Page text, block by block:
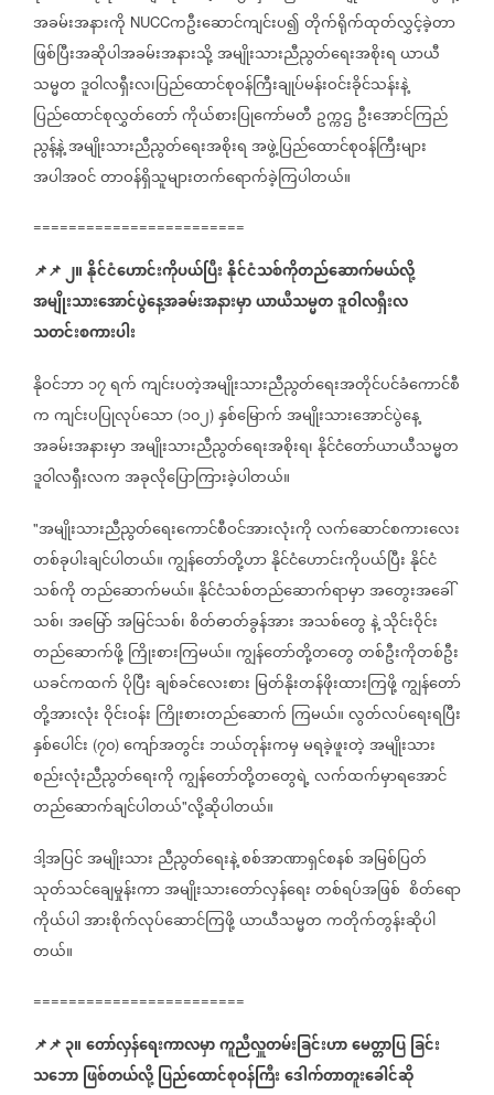
အခမ်းအနားကို NUCCကဦးဆောင်ကျင်းပ၍တိုက်ရိုက်ထုတ်လွှင့်ခဲ့တာ
ဖြစ်ပြီးအဆိုပါအခမ်းအနားသို့အမျိုးသားညီညွတ်ရေးအစိုးရယာယီ
သမ္မတဒူဝါလရှီးလ၊ပြည်ထောင်စုဝန်ကြီးချုပ်မန်းဝင်းခိုင်သန်းနဲ့
ပြည်ထောင်စုလွှတ်တော်ကိုယ်စားပြုကော်မတီ ဥက္ကဌ ဦးအောင်ကြည်
ညွန့်နဲ့အမျိုးသားညီညွတ်ရေးအစိုးရအဖွဲ့ပြည်ထောင်စုဝန်ကြီးများ
အပါအဝင်တာဝန်ရှိသူများတက်ရောက်ခဲ့ကြပါတယ်။
========================
📌📌၂။နိုင်ငံဟောင်းကိုပယ်ပြီးနိုင်ငံသစ်ကိုတည်ဆောက်မယ်လို့
အမျိုးသားအောင်ပွဲနေ့အခမ်းအနားမှာယာယီသမ္မတဒူဝါလရှီးလ
သတင်းစကားပါး
နိုဝင်ဘာ၁၇ရက်ကျင်းပတဲ့အမျိုးသားညီညွတ်ရေးအတိုင်ပင်ခံကောင်စီ
ကကျင်းပပြုလုပ်သော (၁၀၂) နှစ်မြောက်အမျိုးသားအောင်ပွဲနေ့
အခမ်းအနားမှာအမျိုးသားညီညွတ်ရေးအစိုးရ၊နိုင်ငံတော်ယာယီသမ္မတ
ဒူဝါလရှီးလကအခုလိုပြောကြားခဲ့ပါတယ်။
"အမျိုးသားညီညွတ်ရေးကောင်စီဝင်အားလုံးကိုလက်ဆောင်စကားလေး
တစ်ခုပါးချင်ပါတယ်။ကျွန်တော်တို့ဟာနိုင်ငံဟောင်းကိုပယ်ပြီးနိုင်ငံ
သစ်ကိုတည်ဆောက်မယ်။နိုင်ငံသစ်တည်ဆောက်ရာမှာအတွေးအခေါ်
သစ်၊အမြော်အမြင်သစ်၊စိတ်ဓာတ်ခွန်အားအသစ်တွေနဲ့သိုင်းဝိုင်း
တည်ဆောက်ဖို့ကြိုးစားကြမယ်။ကျွန်တော်တို့တတွေတစ်ဦးကိုတစ်ဦး
ယခင်ကထက်ပိုပြီးချစ်ခင်လေးစား မြတ်နိုးတန်ဖိုးထားကြဖို့ကျွန်တော်
တို့အားလုံးဝိုင်းဝန်း ကြိုးစားတည်ဆောက် ကြမယ်။လွတ်လပ်ရေးရပြီး
နှစ်ပေါင်း (၇၀) ကျော်အတွင်း ဘယ်တုန်းကမှမရခဲ့ဖူးတဲ့အမျိုးသား
စည်းလုံးညီညွတ်ရေးကိုကျွန်တော်တို့တတွေရဲ့လက်ထက်မှာရအောင်
တည်ဆောက်ချင်ပါတယ်"လို့ဆိုပါတယ်။
ဒါ့အပြင်အမျိုးသား ညီညွတ်ရေးနဲ့စစ်အာဏာရှင်စနစ်အမြစ်ပြတ်
သုတ်သင်ချေမှုန်းကာအမျိုးသားတော်လှန်ရေးတစ်ရပ်အဖြစ် စိတ်ရော
ကိုယ်ပါအားစိုက်လုပ်ဆောင်ကြဖို့ယာယီသမ္မတကတိုက်တွန်းဆိုပါ
တယ်။
========================
📌📌၃။တော်လှန်ရေးကာလမှာကူညီလှူတမ်းခြင်းဟာမေတ္တာပြခြင်း
သဘောဖြစ်တယ်လို့ပြည်ထောင်စုဝန်ကြီးဒေါက်တာတူးခေါင်ဆို